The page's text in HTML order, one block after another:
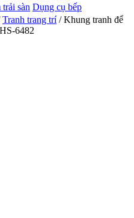
trải sàn Dụng cụ bếp
Tranh trang trí/ Khung tranh để
6482